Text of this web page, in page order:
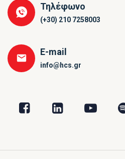
Τηλέφωνο
(+30) 210 7258003
E-mail
info@hcs.gr